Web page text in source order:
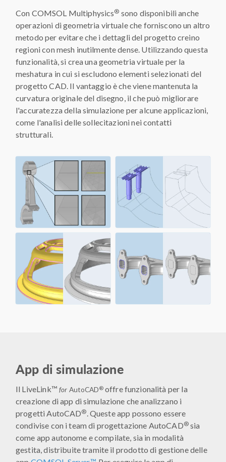
Con COMSOL Multiphysics® sono disponibili anche
operazioni di geometria virtuale che forniscono un altro
metodo per evitare che i dettagli del progetto creino
regioni con mesh inutilmente dense. Utilizzando questa
funzionalità, si crea una geometria virtuale per la
meshatura in cui si escludono elementi selezionati del
progetto CAD. Il vantaggio è che viene mantenuta la
curvatura originale del disegno, il che può migliorare
l'accuratezza della simulazione per alcune applicazioni,
come l'analisi delle sollecitazioni nei contatti
strutturali.
App di simulazione
Il LiveLink™ for AutoCAD®offre funzionalità per la
creazione di app di simulazione che analizzano i
progetti AutoCAD® . Queste app possono essere
condivise con i team di progettazione AutoCAD®sia
come app autonome e compilate, sia in modalità
gestita, distribuite tramite il prodotto di gestione delle